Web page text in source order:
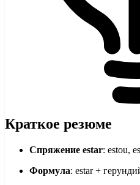
Краткое резюме
Спряжение estar: estou,
Формула: estar +